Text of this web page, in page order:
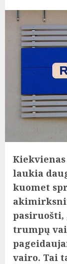
laukia
kuomet
pasiruošti,
trumpų
vairo. Tai